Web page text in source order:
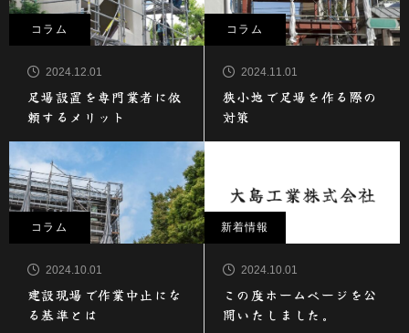
コラム
2024.12.01
足場設置を専門業者に依
頼するメリット
コラム
2024.11.01
狭小地で足場を作る際の
対策
コラム
2024.10.01
建設現場で作業中止にな
る基準とは
新着情報
2024.10.01
この度ホームページを公
開いたしました。